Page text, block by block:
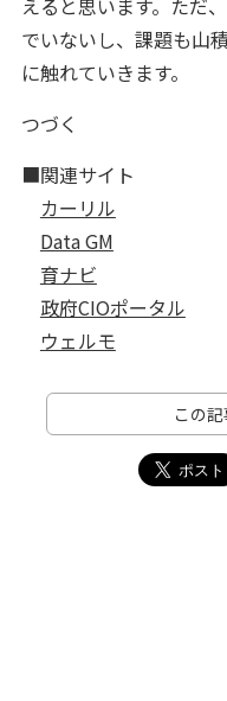
でいないし、課題も山
に触れていきます。
つづく
■関連サイト
カーリル
Data GM
育ナビ
政府CIOポータル
ウェルモ
この